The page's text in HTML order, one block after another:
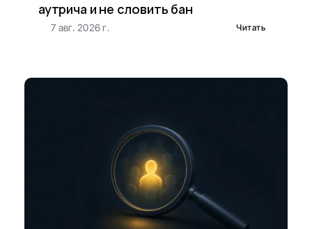
аутрича и не словить бан
7 авг. 2026 г. Читать